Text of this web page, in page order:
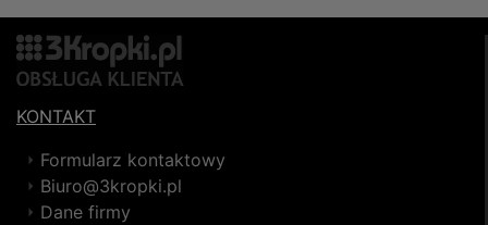
KONTAKT
Formularz kontaktowy
Biuro@3kropki.pl
Dane firmy